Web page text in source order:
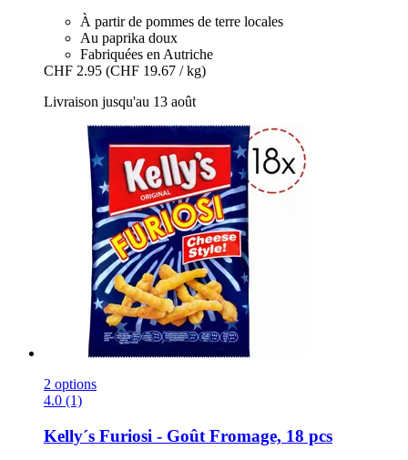
À partir de pommes de terre locales
Au paprika doux
Fabriquées en Autriche
CHF 2.95 (CHF 19.67 / kg)
Livraison jusqu'au 13 août
2 options
4.0 (1)
Kelly´s Furiosi -​ Goût Fromage, 18 pcs